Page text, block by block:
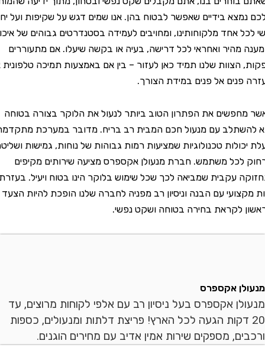
בידיים שאפשר לבטוח בהן. אנו שמים דגש על שקיפות ועל יחס
אחד מלקוחותינו, ומחויבים לעמידה בסטנדרטים גבוהים של איכות
מהיר ואחראי לכל דרישה, בעיה או בקשה שיעלו. אם מתעוררים
שלנו תמיד כאן לעזור – בין אם באמצעות תמיכה טלפונית או
אל פנים במידת הצורך.
את הפתרון הטוב ביותר לנעול את הלוקר בצורה בטוחה
עם מנעול חכם המבית רב בריח. מדובר במערכת מתקדמת
טכנולוגיות שמציעות רמות גבוהות של נוחות, גמישות ושליטה
משתמש. חברת מנעולן אקספרס מציעה שירותים מקיפים
עקבית שמביאה לכך שכל שימוש בלוקר הינו בטוח ויעיל. בעזרת
עם הבנה וניסיון רב מפניה לחברה שלנו הופכת להיות הצעד
לקראת בחירה בטוחה ושקט נפשי.
אקספרס
אקספרס בעל ניסיון רב עם אלפי לקוחות מרוצים, עד
דקות הגעה לכל הארץ! פריצת דלתות ומנעולים, כספות
מספקים שירות אמין אדיב עם מחירים הוגנים.